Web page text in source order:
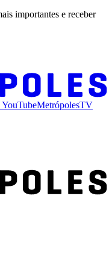
importantes e receber
YouTubeMetrópolesTV